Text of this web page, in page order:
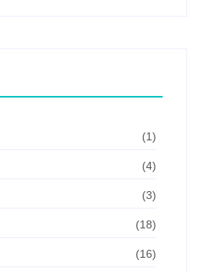
(1)
(4)
(3)
(18)
(16)